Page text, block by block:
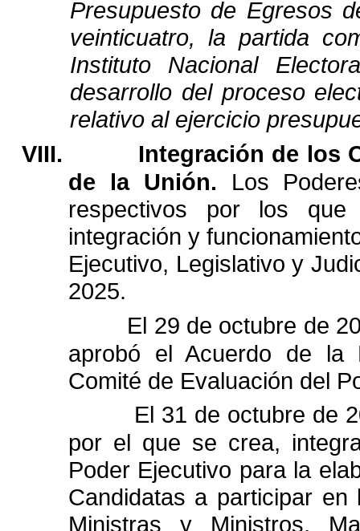
Presupuesto de Egresos
veinticuatro, la partida
Instituto
Nacional
desarrollo del proceso
relativo al ejercicio
VIII.
Integración de los
de
la Unión. Los
respectivos
por los
que
integración y
Ejecutivo, Legislativo y
2025.
El 29 de octubre de
aprobó
el Acuerdo de la
Comité de Evaluación del
El 31 de octubre de
por el que se crea,
Poder Ejecutivo para la
Candidatas a participar en
Ministras
y Ministros,